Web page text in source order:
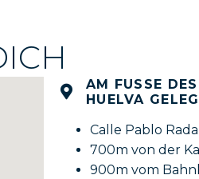
AM FUSSE DES
UELVA
Calle Pablo
700m von der
900m vom